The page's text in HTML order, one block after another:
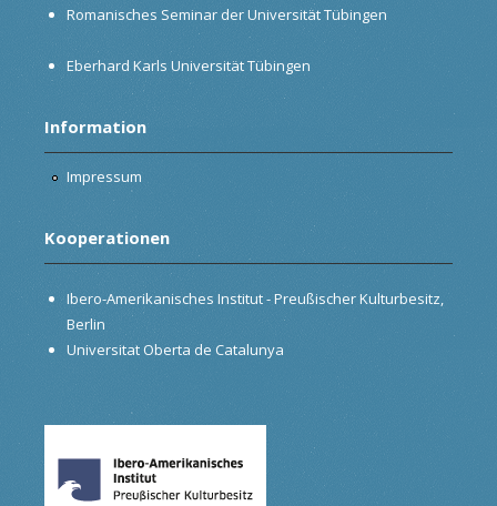
Romanisches Seminar der Universität Tübingen
Eberhard Karls Universität Tübingen
Information
Impressum
Kooperationen
Ibero-Amerikanisches Institut - Preußischer Kulturbesitz,
Berlin
Universitat Oberta de Catalunya